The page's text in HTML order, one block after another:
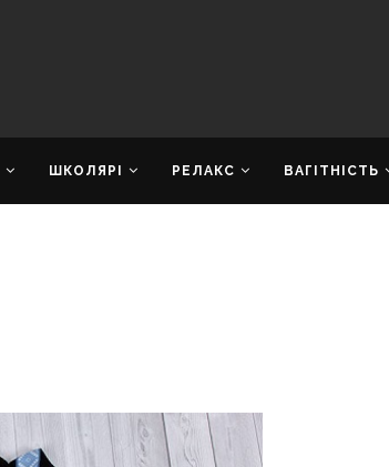
ШКОЛЯРІ РЕЛАКС ВАГІТНІСТЬ